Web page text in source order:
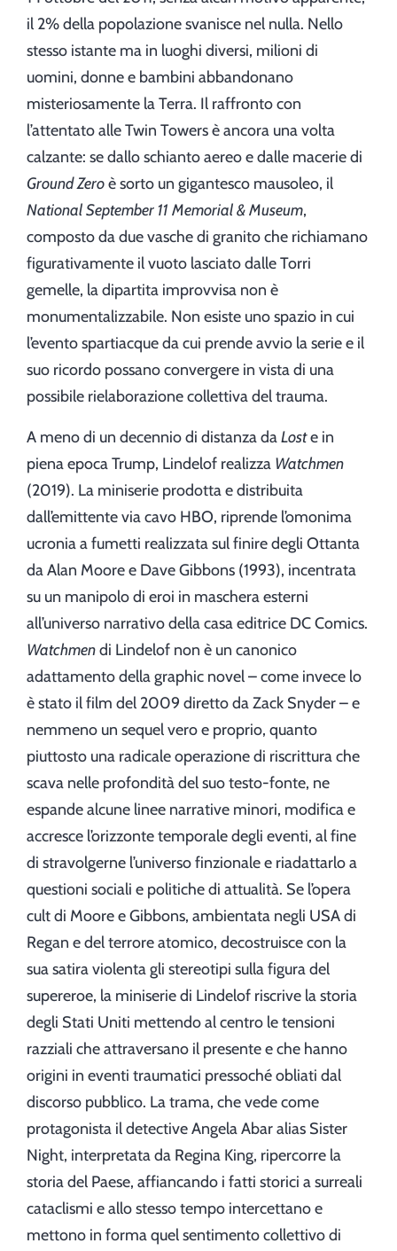
il 2% della popolazione svanisce nel nulla. Nello
stesso istante ma in luoghi diversi, milioni di
uomini, donne e bambini abbandonano
misteriosamente la Terra. Il raffronto con
l’attentato alle Twin Towers è ancora una volta
calzante: se dallo schianto aereo e dalle macerie di
Ground Zeroè sorto un gigantesco mausoleo, il
National September 11 Memorial & Museum,
composto da due vasche di granito che richiamano
figurativamente il vuoto lasciato dalle Torri
gemelle, la dipartita improvvisa non è
monumentalizzabile. Non esiste uno spazio in cui
l’evento spartiacque da cui prende avvio la serie e il
suo ricordo possano convergere in vista di una
possibile rielaborazione collettiva del trauma.
A meno di un decennio di distanza daLoste in
piena epoca Trump, Lindelof realizza Watchmen
(2019). La miniserie prodotta e distribuita
dall’emittente via cavo HBO, riprende l’omonima
ucronia a fumetti realizzata sul finire degli Ottanta
da Alan Moore e Dave Gibbons (1993), incentrata
su un manipolo di eroi in maschera esterni
all’universo narrativo della casa editrice DC Comics.
Watchmendi Lindelof non è un canonico
adattamento della graphic novel – come invece lo
è stato il film del 2009 diretto da Zack Snyder – e
nemmeno un sequel vero e proprio, quanto
piuttosto una radicale operazione di riscrittura che
scava nelle profondità del suo testo-fonte, ne
espande alcune linee narrative minori, modifica e
accresce l’orizzonte temporale degli eventi, al fine
di stravolgerne l’universo finzionale e riadattarlo a
questioni sociali e politiche di attualità. Se l’opera
cult di Moore e Gibbons, ambientata negli USA di
Regan e del terrore atomico, decostruisce con la
sua satira violenta gli stereotipi sulla figura del
supereroe, la miniserie di Lindelof riscrive la storia
degli Stati Uniti mettendo al centro le tensioni
razziali che attraversano il presente e che hanno
origini in eventi traumatici pressoché obliati dal
discorso pubblico. La trama, che vede come
protagonista il detective Angela Abar alias Sister
Night, interpretata da Regina King, ripercorre la
storia del Paese, affiancando i fatti storici a surreali
cataclismi e allo stesso tempo intercettano e
mettono in forma quel sentimento collettivo di